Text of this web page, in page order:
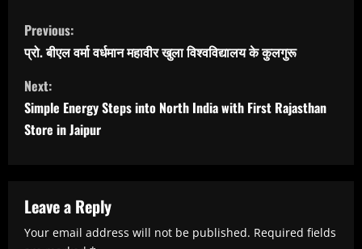
C
o
n
t
i
e
R
Previous:
प्रो. बीएल वर्मा वर्धमान महावीर खुला विश्वविद्यालय के कुलगुरू
Next:
Simple Energy Steps into North India with First Rajasthan
Store in Jaipur
Leave a Reply
Your email address will not be published. Required fields